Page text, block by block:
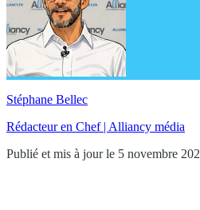
Stéphane Bellec
Rédacteur en Chef | Alliancy média
Publié et mis à jour le 5 novembre